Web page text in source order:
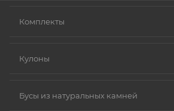
Нержавеющая сталь.
в сплаве может вызывать реакцию).
покрытия других металлов, таких
Комплекты
Кулоны
Бусы из натуральных камней